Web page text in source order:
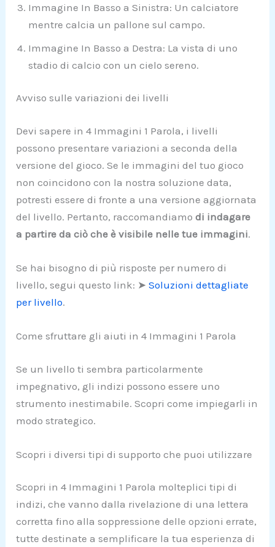
Immagine In Basso a Sinistra: Un calciatore
mentre calcia un pallone sul campo.
Immagine In Basso a Destra: La vista di uno
stadio di calcio con un cielo sereno.
Avviso sulle variazioni dei livelli
Devi sapere in 4 Immagini 1 Parola, i livelli
possono presentare variazioni a seconda della
versione del gioco. Se le immagini del tuo gioco
non coincidono con la nostra soluzione data,
potresti essere di fronte a una versione aggiornata
del livello. Pertanto, raccomandiamodi indagare
a partire da ciò che è visibile nelle tue immagini.
Se hai bisogno di più risposte per numero di
livello, segui questo link: ➤Soluzioni dettagliate
per livello.
Come sfruttare gli aiuti in 4 Immagini 1 Parola
Se un livello ti sembra particolarmente
impegnativo, gli indizi possono essere uno
strumento inestimabile. Scopri come impiegarli in
modo strategico.
Scopri i diversi tipi di supporto che puoi utilizzare
Scopri in 4 Immagini 1 Parola molteplici tipi di
indizi, che vanno dalla rivelazione di una lettera
corretta fino alla soppressione delle opzioni errate,
tutte destinate a semplificare la tua esperienza di